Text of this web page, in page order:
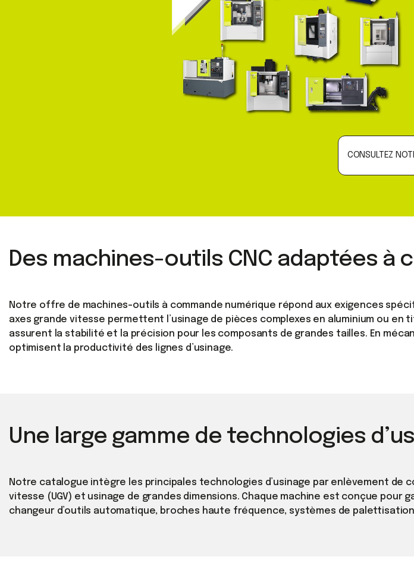
CONSULTEZ
Des machines-outils CNC adaptées à
Notre offre de machines-outils à commande numérique répond aux exigences
axes grande vitesse permettent l’usinage de pièces complexes en aluminium ou
assurent la stabilité et la précision pour les composants de grandes tailles. En
optimisent la productivité des lignes d’usinage.
Une large gamme de technologies
Notre catalogue intègre les principales technologies d’usinage par enlèvement de
vitesse (UGV) et usinage de grandes dimensions. Chaque machine est conçue
changeur d’outils automatique, broches haute fréquence, systèmes de